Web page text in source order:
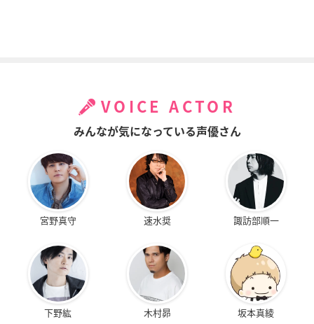
魔神英雄伝ワタル 七
魂の龍神丸
忍部ヒミコ
VOICE ACTOR
みんなが気になっている声優さん
宮野真守 速水奨 諏訪部順一
下野紘 木村昴 坂本真綾